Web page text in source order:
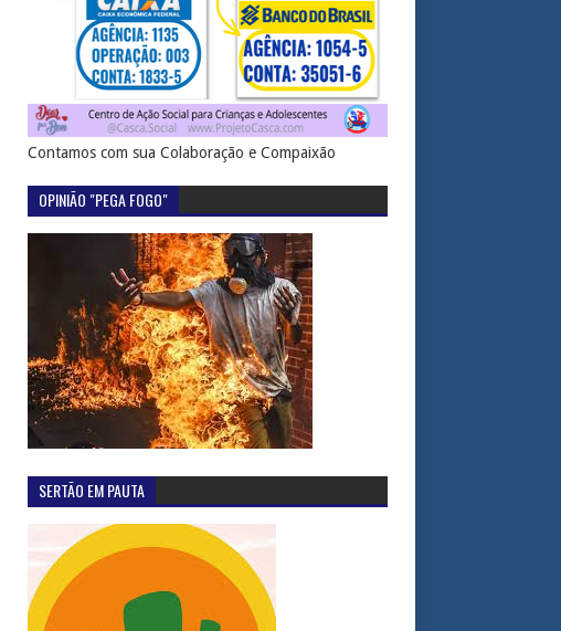
Contamos com sua Colaboração e Compaixão
OPINIÃO "PEGA FOGO"
SERTÃO EM PAUTA